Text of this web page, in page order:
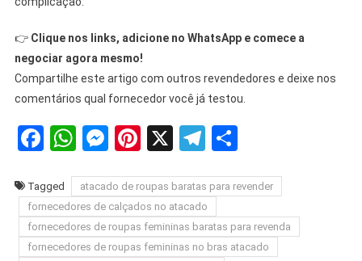
👉 Clique nos links, adicione no WhatsApp e comece a
negociar agora mesmo!
Compartilhe este artigo com outros revendedores e deixe nos
comentários qual fornecedor você já testou.
Facebook
WhatsApp
Messenger
Pinterest
X Telegram
Share
Tagged
atacado de roupas baratas para revender
fornecedores de calçados no atacado
fornecedores de roupas femininas baratas para revenda
fornecedores de roupas femininas no bras atacado